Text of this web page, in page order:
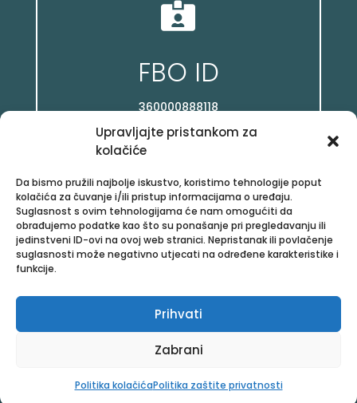
Upravljajte pristankom za
kolačiće
Da bismo pružili najbolje iskustvo, koristimo tehnologije poput
kolačića za čuvanje i/ili pristup informacijama o uređaju.
Suglasnost s ovim tehnologijama će nam omogućiti da
obrađujemo podatke kao što su ponašanje pri pregledavanju ili
jedinstveni ID-ovi na ovoj web stranici. Nepristanak ili povlačenje
suglasnosti može negativno utjecati na određene karakteristike i
funkcije.
Prihvati
Zabrani
Politika kolačićaPolitika zaštite privatnosti

FBO ID
360000888118

Facebook
/posloviz